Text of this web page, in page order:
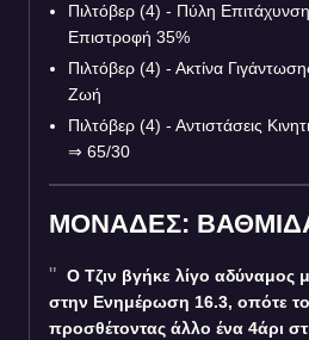
Πιλτόβερ (4) - Πύλη
Επιστροφή 35%
Πιλτόβερ (4) - Ακτίνα
Ζωή
Πιλτόβερ (4) - Αντιστάσεις
⇒ 65/30
ΜΟΝΑΔΕΣ:
Ο Τζιν βγήκε λίγο αδύναμος
στην Ενημέρωση 16.3, οπότε
προσθέτοντας άλλο ένα 4άρι